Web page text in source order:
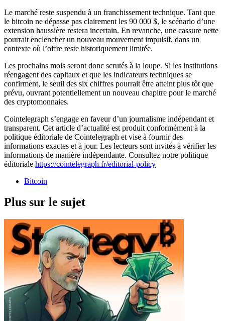
Le marché reste suspendu à un franchissement technique. Tant que
le bitcoin ne dépasse pas clairement les 90 000 $, le scénario d’une
extension haussière restera incertain. En revanche, une cassure nette
pourrait enclencher un nouveau mouvement impulsif, dans un
contexte où l’offre reste historiquement limitée.
Les prochains mois seront donc scrutés à la loupe. Si les institutions
réengagent des capitaux et que les indicateurs techniques se
confirment, le seuil des six chiffres pourrait être atteint plus tôt que
prévu, ouvrant potentiellement un nouveau chapitre pour le marché
des cryptomonnaies.
Cointelegraph s’engage en faveur d’un journalisme indépendant et
transparent. Cet article d’actualité est produit conformément à la
politique éditoriale de Cointelegraph et vise à fournir des
informations exactes et à jour. Les lecteurs sont invités à vérifier les
informations de manière indépendante. Consultez notre politique
éditoriale https://cointelegraph.fr/editorial-policy
Bitcoin
Plus sur le sujet